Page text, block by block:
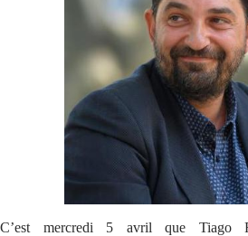
C’est mercredi 5 avril que Tiago